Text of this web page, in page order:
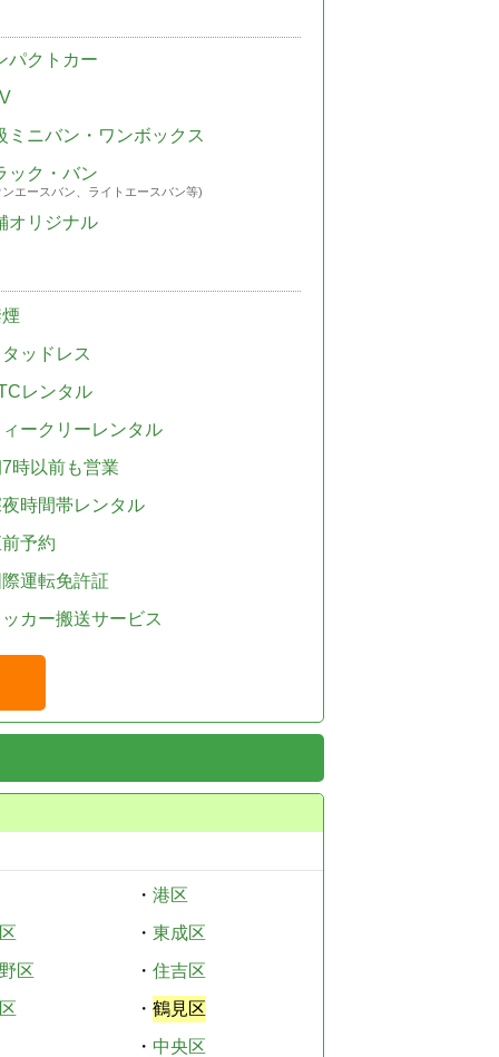
パクトカー
ミニバン・ワンボックス
ック・バン
エースバン、ライトエースバン等)
オリジナル
ッドレス
レンタル
ークリーレンタル
時以前も営業
時間帯レンタル
予約
運転免許証
カー搬送サービス
・ 港区
・ 東成区
区
・ 住吉区
・ 鶴見区
・ 中央区